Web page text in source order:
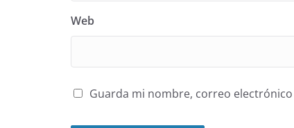
Web
Guarda mi nombre, correo